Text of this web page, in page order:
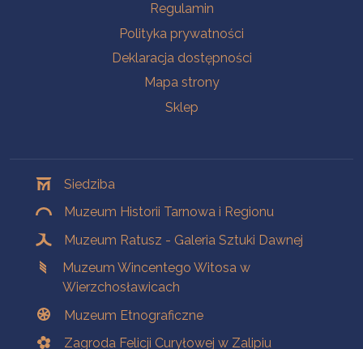
Regulamin
Polityka prywatności
Deklaracja dostępności
Mapa strony
Sklep
Siedziba
Muzeum Historii Tarnowa i Regionu
Muzeum Ratusz - Galeria Sztuki Dawnej
Muzeum Wincentego Witosa w
Wierzchosławicach
Muzeum Etnograficzne
Zagroda Felicji Curyłowej w Zalipiu